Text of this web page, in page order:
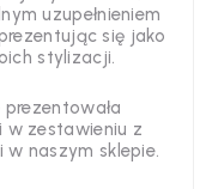
uzupełnieniem
się jako
stylizacji.
w zestawieniu z
w naszym sklepie.